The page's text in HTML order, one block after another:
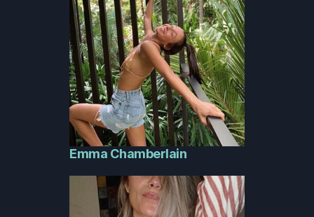
Emma Chamberlain